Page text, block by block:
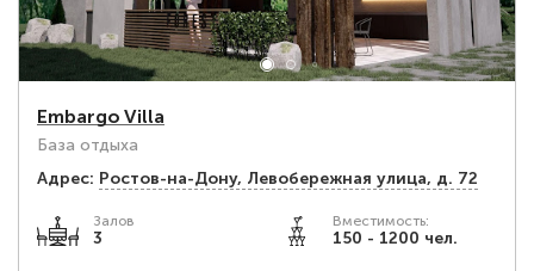
Embargo Villa
База отдыха
Адрес: Ростов-на-Дону, Левобережная улица, д. 72
Залов
3
Вместимость:
150 - 1200 чел.